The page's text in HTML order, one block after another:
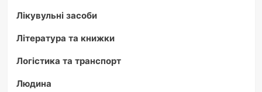
Лікувульні засоби
Література та книжки
Логістика та транспорт
Людина